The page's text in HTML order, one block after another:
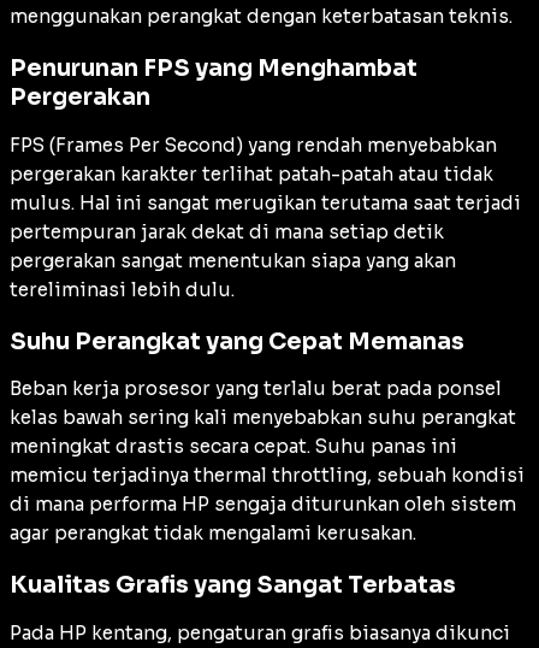
menggunakan perangkat dengan keterbatasan teknis.
Penurunan FPS yang Menghambat
Pergerakan
FPS (Frames Per Second) yang rendah menyebabkan
pergerakan karakter terlihat patah-patah atau tidak
mulus. Hal ini sangat merugikan terutama saat terjadi
pertempuran jarak dekat di mana setiap detik
pergerakan sangat menentukan siapa yang akan
tereliminasi lebih dulu.
Suhu Perangkat yang Cepat Memanas
Beban kerja prosesor yang terlalu berat pada ponsel
kelas bawah sering kali menyebabkan suhu perangkat
meningkat drastis secara cepat. Suhu panas ini
memicu terjadinya thermal throttling, sebuah kondisi
di mana performa HP sengaja diturunkan oleh sistem
agar perangkat tidak mengalami kerusakan.
Kualitas Grafis yang Sangat Terbatas
Pada HP kentang, pengaturan grafis biasanya dikunci